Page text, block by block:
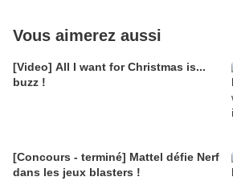
Vous aimerez aussi
[Video] All I want for Christmas is...
buzz !
[Concours - terminé] Mattel défie Nerf
dans les jeux blasters !